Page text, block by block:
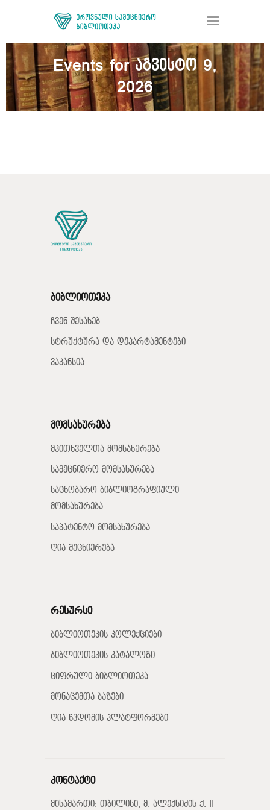
Events for აგვისტო 9,
2026
ᲑᲘᲑᲚᲘᲝᲗᲔᲙᲐ
ᲛᲝᲛᲡᲐᲮᲣᲠᲔᲑᲐ
ბიბლიოთეკა
ჩვენ შესახებ
სტრუქტურა და დეპარტამენტები
ვაკანსია
მომსახურება
მკითხველთა მომსახურება
სამეცნიერო მომსახურება
საცნობარო-ბიბლიოგრაფიული
მომსახურება
საპატენტო მომსახურება
ღია მეცნიერება
რესურსი
ბიბლიოთეკის კოლექციები
ბიბლიოთეკის კატალოგი
ციფრული ბიბლიოთეკა
მონაცემთა ბაზები
ღია წვდომის პლატფორმები
კონტაქტი
მისამართი: თბილისი, მ. ალექსიძის ქ. II